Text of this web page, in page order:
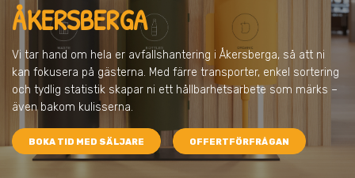
ÅKERSBERGA
Vi tar hand om hela er avfallshantering i Åkersberga, så att ni
kan fokusera på gästerna. Med färre transporter, enkel sortering
och tydlig statistik skapar ni ett hållbarhetsarbete som märks –
även bakom kulisserna.
BOKA TID MED SÄLJARE OFFERTFÖRFRÅGAN